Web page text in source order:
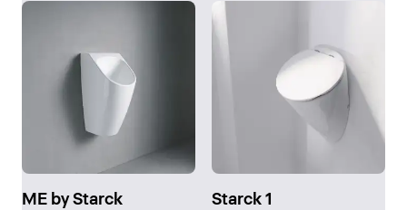
ME by Starck Starck 1